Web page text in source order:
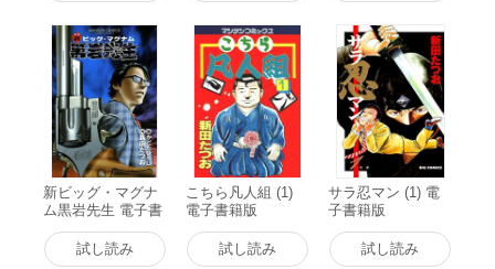
新ビッグ・マグナ
ム黒岩先生 電子書
籍版
試し読み
こちら凡人組 (1)
電子書籍版
試し読み
サラ忍マン (1) 電
子書籍版
試し読み